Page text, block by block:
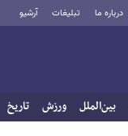
درباره ما تبلیغات آرشیو
بین‌الملل ورزش تاریخ